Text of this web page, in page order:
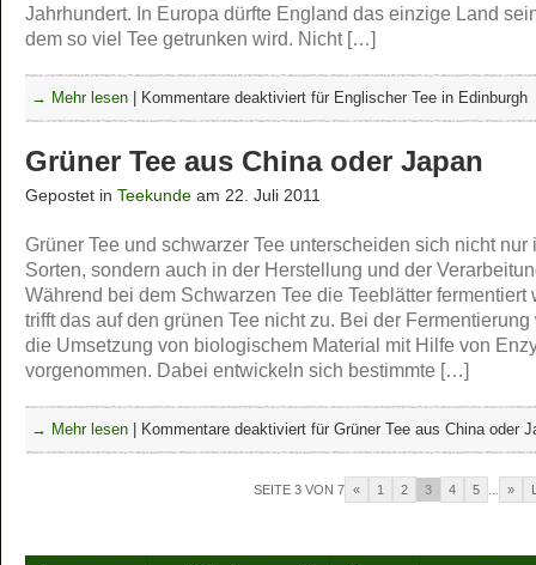
Jahrhundert. In Europa dürfte England das einzige Land
dem so viel Tee getrunken wird. Nicht […]
→ Mehr lesen Kommentare deaktiviert für Englischer Tee in Edinburgh
Grüner Tee aus China oder Japan
Gepostet in Teekunde am 22. Juli 2011
Grüner Tee und schwarzer Tee unterscheiden sich nicht nur
Sorten, sondern auch in der Herstellung und der
Während bei dem Schwarzen Tee die Teeblätter fermentiert
trifft das auf den grünen Tee nicht zu. Bei der Fermentierung
die Umsetzung von biologischem Material mit Hilfe von
vorgenommen. Dabei entwickeln sich bestimmte […]
→ Mehr lesen Kommentare deaktiviert für Grüner Tee aus China oder
SEITE 3 VON 7 « 1 2 3 4 5 »